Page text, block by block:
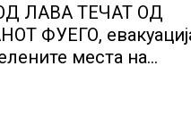
ЛАВА ТЕЧАТ ОД
ФУЕГО,
места на